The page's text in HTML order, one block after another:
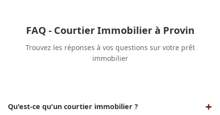
FAQ - Courtier Immobilier à Provin
Trouvez les réponses à vos questions sur votre prêt
immobilier
Qu'est-ce qu'un courtier immobilier ?